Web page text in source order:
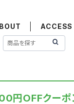
ACCESS
円OFFクーポ